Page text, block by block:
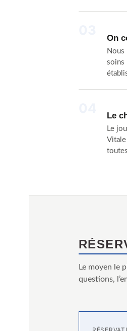
On
Nous
soins
Le
Le
Vitale
Le moyen le
questions,